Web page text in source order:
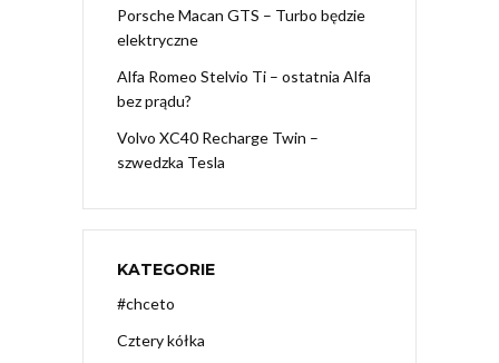
Porsche Macan GTS – Turbo będzie
elektryczne
Alfa Romeo Stelvio Ti – ostatnia Alfa
bez prądu?
Volvo XC40 Recharge Twin –
szwedzka Tesla
KATEGORIE
#chceto
Cztery kółka